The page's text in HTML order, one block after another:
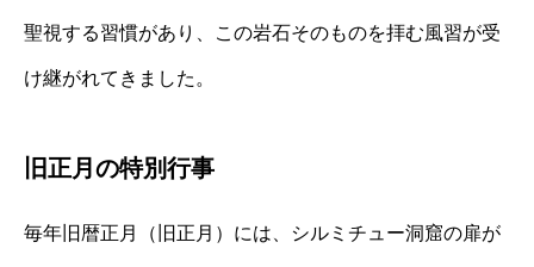
聖視する習慣があり、この岩石そのものを拝む風習が受
け継がれてきました。
旧正月の特別行事
毎年旧暦正月（旧正月）には、シルミチュー洞窟の扉が